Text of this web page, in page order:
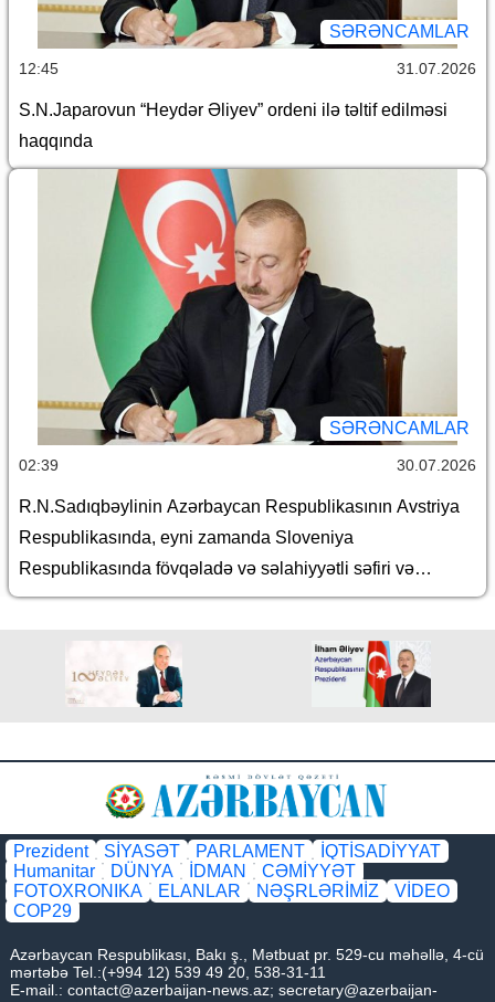
SƏRƏNCAMLAR
12:45 31.07.2026
S.N.Japarovun “Heydər Əliyev” ordeni ilə təltif edilməsi
haqqında
SƏRƏNCAMLAR
02:39 30.07.2026
R.N.Sadıqbəylinin Azərbaycan Respublikasının Avstriya
Respublikasında, eyni zamanda Sloveniya
Respublikasında fövqəladə və səlahiyyətli səfiri və
Azərbaycan Respublikasının BMT-nin Vyana şəhərindəki
Təşkilatı, BMT-nin Sənaye İnkişafı Təşkilatı, Nüvə Enerjisi
üzrə Beynəlxalq Agentliyi və Nüvə Sınaqlarının Tamamilə
Prezident SİYASƏT PARLAMENT
İQTİSADİYYAT
Humanitar
DÜNYA İDMAN
CƏMİYYƏT
FOTOXRONIKA
ELANLAR NƏŞRLƏRİMİZ
VİDEO
COP29
Azərbaycan Respublikası, Bakı ş., Mətbuat pr. 529-cu məhəllə, 4-cü
mərtəbə Tel.:(+994 12) 539 49 20, 538-31-11
E-mail.: contact@azerbaijan-news.az; secretary@azerbaijan-